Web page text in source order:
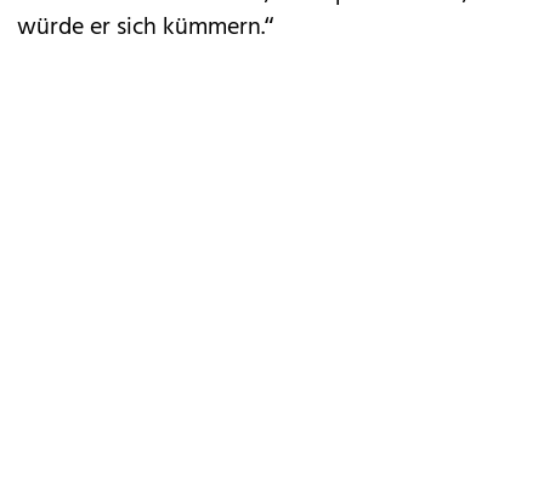
würde er sich kümmern.“